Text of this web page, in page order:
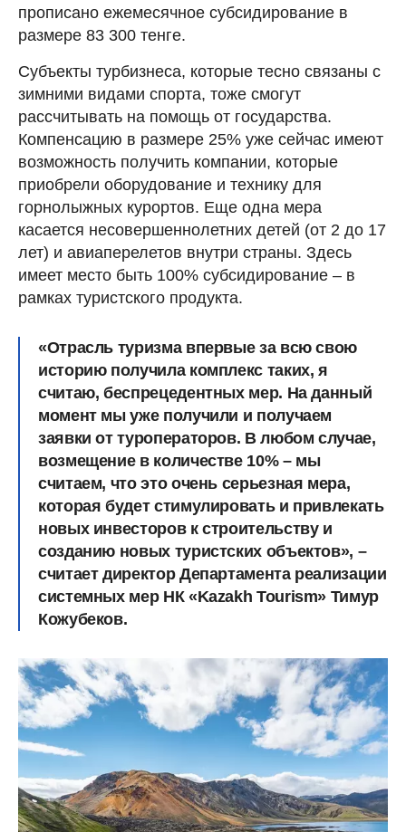
прописано ежемесячное субсидирование в
размере 83 300 тенге.
Субъекты турбизнеса, которые тесно связаны с
зимними видами спорта, тоже смогут
рассчитывать на помощь от государства.
Компенсацию в размере 25% уже сейчас имеют
возможность получить компании, которые
приобрели оборудование и технику для
горнолыжных курортов. Еще одна мера
касается несовершеннолетних детей (от 2 до 17
лет) и авиаперелетов внутри страны. Здесь
имеет место быть 100% субсидирование – в
рамках туристского продукта.
«Отрасль туризма впервые за всю свою
историю получила комплекс таких, я
считаю, беспрецедентных мер. На данный
момент мы уже получили и получаем
заявки от туроператоров. В любом случае,
возмещение в количестве 10% – мы
считаем, что это очень серьезная мера,
которая будет стимулировать и привлекать
новых инвесторов к строительству и
созданию новых туристских объектов», –
считает директор Департамента реализации
системных мер НК «Kazakh Tourism» Тимур
Кожубеков.